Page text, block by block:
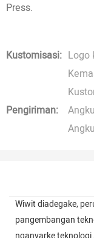
Press.
Kustomisasi: Logo
Pengiriman:
Wiwit diadegake,
pangembangan